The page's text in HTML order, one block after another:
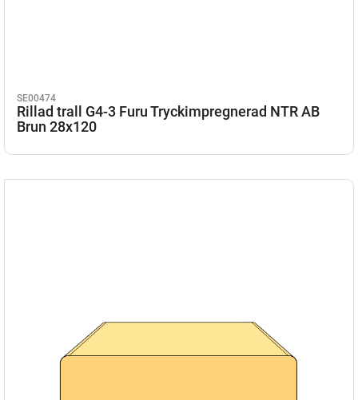
SE00474
Rillad trall G4-3 Furu Tryckimpregnerad NTR AB
Brun 28x120